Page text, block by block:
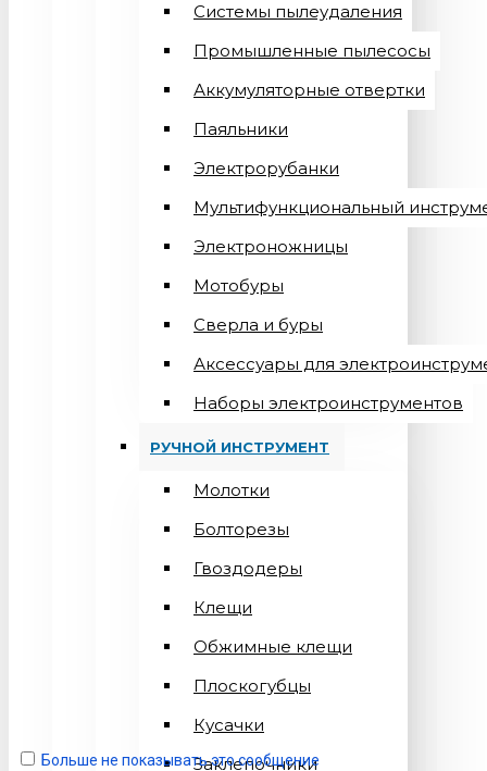
Системы пылеудаления
Промышленные пылесосы
Аккумуляторные отвертки
Паяльники
Электрорубанки
Мультифункциональный
Электроножницы
Мотобуры
Сверла и буры
Аксессуары для
Наборы электроинструментов
РУЧНОЙ ИНСТРУМЕНТ
Молотки
Болторезы
Гвоздодеры
Клещи
Обжимные клещи
Плоскогубцы
Кусачки
Заклепочники
Больше не показывать это сообщение